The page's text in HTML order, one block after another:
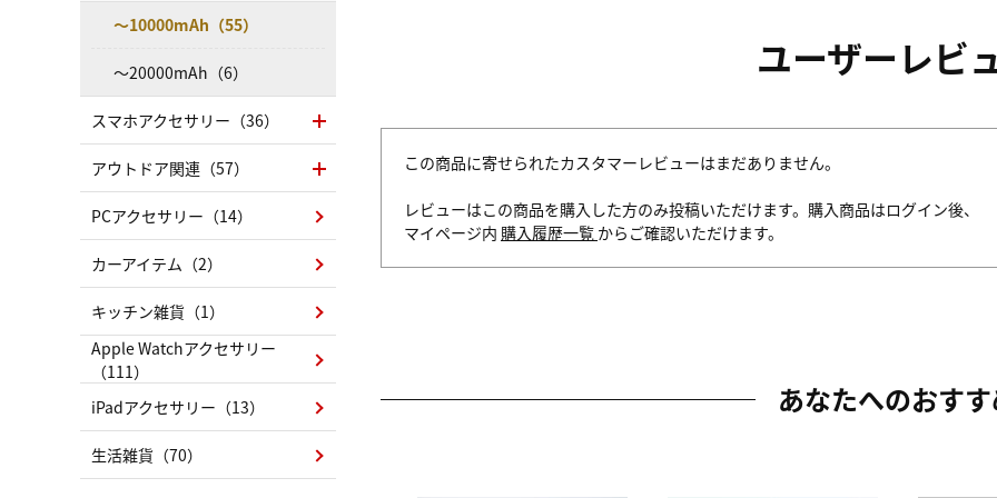
ユーザーレビ
この商品に寄せられたカスタマーレビューはまだありません。
レビューはこの商品を購入した方のみ投稿いただけます。購入商品はログイン後、
マイページ内 購入履歴一覧 からご確認いただけます。
あなたへのおす
～10000mAh（55）
～20000mAh（6）
スマホアクセサリー（36）
アウトドア関連（57）
PCアクセサリー（14）
カーアイテム（2）
キッチン雑貨（1）
Apple Watchアクセサリー
（111）
iPadアクセサリー（13）
生活雑貨（70）